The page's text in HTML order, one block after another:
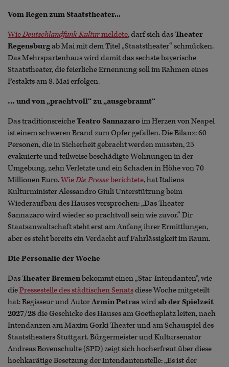
Vom Regen zum Staatstheater...
WieDeutschlandfunk Kulturmeldete, darf sich dasTheater
Regensburgab Mai mit dem Titel „Staatstheater“ schmücken.
Das Mehrspartenhaus wird damit das sechste bayerische
Staatstheater, die feierliche Ernennung soll im Rahmen eines
Festakts am 8. Mai erfolgen.
… und von „prachtvoll“ zu „ausgebrannt“
Das traditionsreicheTeatro Sannazaroim Herzen von Neapel
ist einem schweren Brand zum Opfer gefallen. Die Bilanz: 60
Personen, die in Sicherheit gebracht werden mussten, 25
evakuierte und teilweise beschädigte Wohnungen in der
Umgebung, zehn Verletzte und ein Schaden in Höhe von 70
Millionen Euro.WieDie Presseberichtete, hat Italiens
Kulturminister Alessandro Giuli Unterstützung beim
Wiederaufbau des Hauses versprochen: „Das Theater
Sannazaro wird wieder so prachtvoll sein wie zuvor.“ Dir
Staatsanwaltschaft steht erst am Anfang ihrer Ermittlungen,
aber es steht bereits ein Verdacht auf Fahrlässigkeit im Raum.
Die Personalie der Woche
DasTheater Bremenbekommt einen „Star-Intendanten“, wie
diePressestelle des städtischen Senatsdiese Woche mitgeteilt
hat: Regisseur und AutorArmin Petraswirdab der Spielzeit
2027/28die Geschicke des Hauses am Goetheplatz leiten, nach
Intendanzen am Maxim Gorki Theater und am Schauspiel des
Staatstheaters Stuttgart. Bürgermeister und Kultursenator
Andreas Bovenschulte (SPD) zeigt sich hocherfreut über diese
hochkarätige Besetzung der Intendantenstelle: „Es ist der